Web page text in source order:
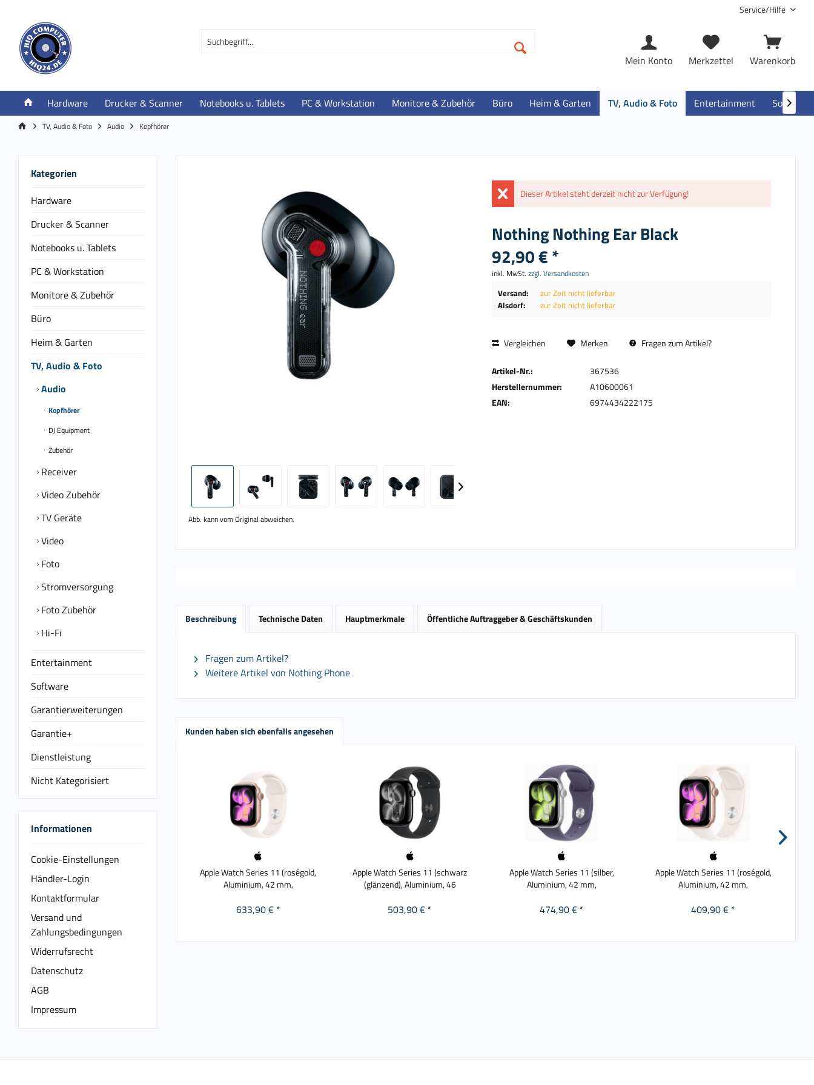
Service/Hilfe
Warenkorb
Merkzettel
Mein Konto
Hardware Drucker & Scanner Notebooks u. Tablets PC & Workstation Monitore & Zubehör Büro Heim & Garten TV, Audio & Foto Entertainment Software

TV, Audio & Foto Audio Kopfhörer
Kategorien
Hardware
Drucker & Scanner
Notebooks u. Tablets
PC & Workstation
Monitore & Zubehör
Büro
Heim & Garten
TV, Audio & Foto
Audio
Kopfhörer
DJ Equipment
Zubehör
Receiver
Video Zubehör
TV Geräte
Video
Foto
Stromversorgung
Foto Zubehör
Hi-Fi
Entertainment
Software
Garantierweiterungen
Garantie+
Dienstleistung
Nicht Kategorisiert
Informationen
Cookie-Einstellungen
Händler-Login
Kontaktformular
Versand und
Zahlungsbedingungen
Widerrufsrecht
Datenschutz
AGB
Impressum
Abb. kann vom Original abweichen.
Dieser Artikel steht derzeit nicht zur Verfügung!
Nothing Nothing Ear Black
92,90 € *
inkl. MwSt. zzgl. Versandkosten
Versand:
zur Zeit nicht lieferbar
Alsdorf:
zur Zeit nicht lieferbar
Vergleichen Merken Fragen zum Artikel?
Artikel-Nr.:
367536
Herstellernummer:
A10600061
EAN:
6974434222175
Beschreibung Technische Daten Hauptmerkmale Öffentliche Auftraggeber & Geschäftskunden
Fragen zum Artikel?
Weitere Artikel von Nothing Phone
Kunden haben sich ebenfalls angesehen
Apple Watch Series 11 (roségold,
Aluminium, 42 mm,
633,90 € *
Apple Watch Series 11 (schwarz
(glänzend), Aluminium, 46
503,90 € *
Apple Watch Series 11 (silber,
Aluminium, 42 mm,
474,90 € *
Apple Watch Series 11 (roségold,
Aluminium, 42 mm,
409,90 € *